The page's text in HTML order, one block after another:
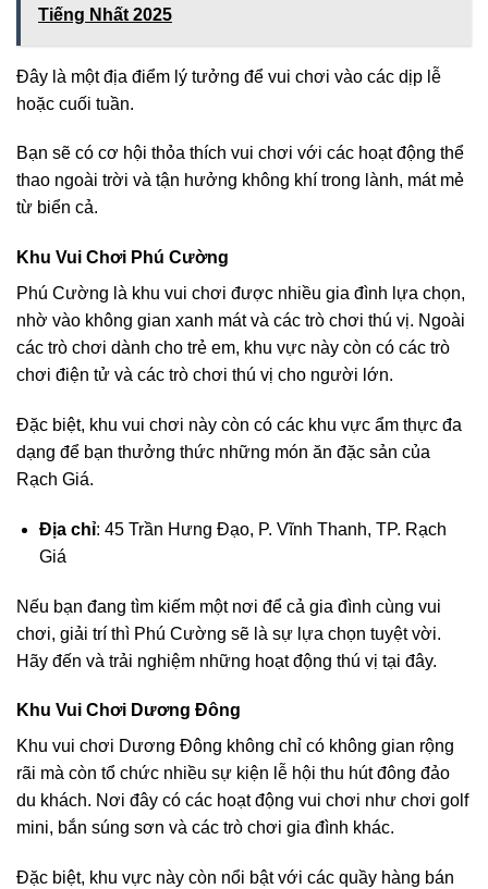
Tiếng Nhất 2025
Đây là một địa điểm lý tưởng để vui chơi vào các dịp lễ
hoặc cuối tuần.
Bạn sẽ có cơ hội thỏa thích vui chơi với các hoạt động thể
thao ngoài trời và tận hưởng không khí trong lành, mát mẻ
từ biển cả.
Khu Vui Chơi Phú Cường
Phú Cường là khu vui chơi được nhiều gia đình lựa chọn,
nhờ vào không gian xanh mát và các trò chơi thú vị. Ngoài
các trò chơi dành cho trẻ em, khu vực này còn có các trò
chơi điện tử và các trò chơi thú vị cho người lớn.
Đặc biệt, khu vui chơi này còn có các khu vực ẩm thực đa
dạng để bạn thưởng thức những món ăn đặc sản của
Rạch Giá.
Địa chỉ: 45 Trần Hưng Đạo, P. Vĩnh Thanh, TP. Rạch
Giá
Nếu bạn đang tìm kiếm một nơi để cả gia đình cùng vui
chơi, giải trí thì Phú Cường sẽ là sự lựa chọn tuyệt vời.
Hãy đến và trải nghiệm những hoạt động thú vị tại đây.
Khu Vui Chơi Dương Đông
Khu vui chơi Dương Đông không chỉ có không gian rộng
rãi mà còn tổ chức nhiều sự kiện lễ hội thu hút đông đảo
du khách. Nơi đây có các hoạt động vui chơi như chơi golf
mini, bắn súng sơn và các trò chơi gia đình khác.
Đặc biệt, khu vực này còn nổi bật với các quầy hàng bán